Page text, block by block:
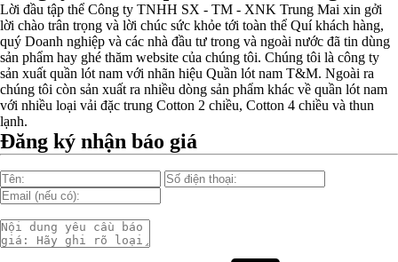
Lời đầu tập thể Công ty TNHH SX - TM - XNK Trung Mai xin gởi
lời chào trân trọng và lời chúc sức khỏe tới toàn thể Quí khách hàng,
quý Doanh nghiệp và các nhà đầu tư trong và ngoài nước đã tin dùng
sản phẩm hay ghé thăm website của chúng tôi. Chúng tôi là công ty
sản xuất quần lót nam với nhãn hiệu Quần lót nam T&M. Ngoài ra
chúng tôi còn sản xuất ra nhiều dòng sản phẩm khác về quần lót nam
với nhiều loại vải đặc trung Cotton 2 chiều, Cotton 4 chiều và thun
lạnh.
Đăng ký nhận báo giá